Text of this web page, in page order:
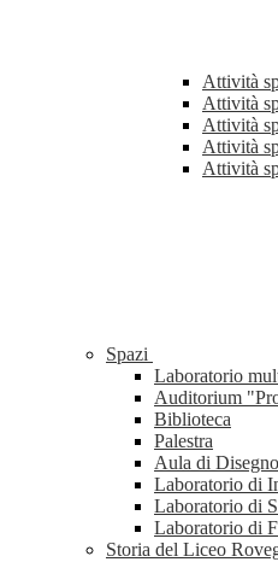
Attività
Attività
Attività
Attività
Attività
Spazi
Laboratorio
Auditorium
Biblioteca
Palestra
Aula di Disegno
Laboratorio di
Laboratorio di
Laboratorio di
Storia del Liceo